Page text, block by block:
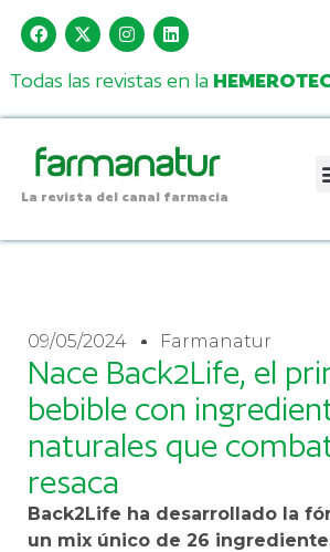
Todas las revistas en la
La revista del canal farmacia
09/05/2024 Farmanatur
Nace Back2Life, el
bebible con
naturales que
resaca
Back2Life ha desarrollado la
un mix único de 26